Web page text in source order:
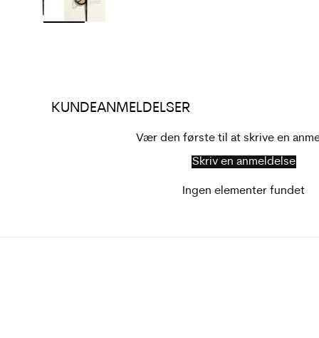
KUNDEANMELDELSER
Vær den første til at skrive en
Skriv en anmeldelse
Ingen elementer fundet